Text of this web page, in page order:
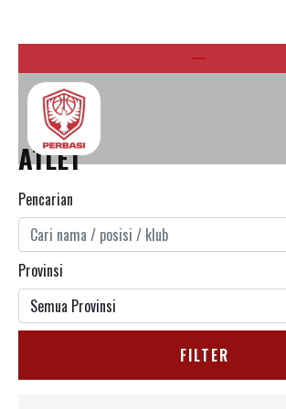
ATLET
Pencarian
Provinsi
FILTER